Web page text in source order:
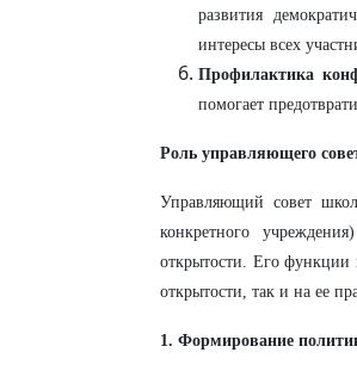
развития
интересы всех
Профилактика
помогает
Роль управляющего
Управляющий совет
конкретного
открытости. Его функции
открытости, так и на ее
1. Формирование